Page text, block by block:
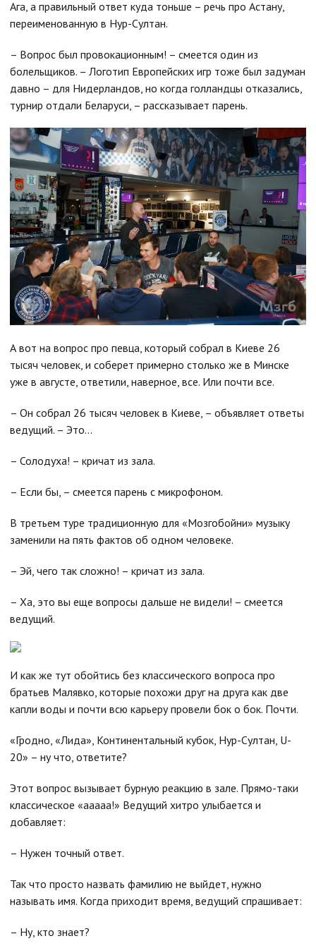
Ага, а правильный ответ куда тоньше – речь про Астану,
переименованную в Нур-Султан.
– Вопрос был провокационным! – смеется один из
болельщиков. – Логотип Европейских игр тоже был задуман
давно – для Нидерландов, но когда голландцы отказались,
турнир отдали Беларуси, – рассказывает парень.
А вот на вопрос про певца, который собрал в Киеве 26
тысяч человек, и соберет примерно столько же в Минске
уже в августе, ответили, наверное, все. Или почти все.
– Он собрал 26 тысяч человек в Киеве, – объявляет ответы
ведущий. – Это…
– Солодуха! – кричат из зала.
– Если бы, – смеется парень с микрофоном.
В третьем туре традиционную для «Мозгобойни» музыку
заменили на пять фактов об одном человеке.
– Эй, чего так сложно! – кричат из зала.
– Ха, это вы еще вопросы дальше не видели! – смеется
ведущий.
И как же тут обойтись без классического вопроса про
братьев Малявко, которые похожи друг на друга как две
капли воды и почти всю карьеру провели бок о бок. Почти.
«Гродно, «Лида», Континентальный кубок, Нур-Султан, U-
20» – ну что, ответите?
Этот вопрос вызывает бурную реакцию в зале. Прямо-таки
классическое «ааааа!» Ведущий хитро улыбается и
добавляет:
– Нужен точный ответ.
Так что просто назвать фамилию не выйдет, нужно
называть имя. Когда приходит время, ведущий спрашивает:
– Ну, кто знает?